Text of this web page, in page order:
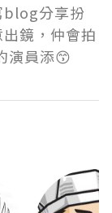
blog分享扮
鏡，仲會拍
演員添😙